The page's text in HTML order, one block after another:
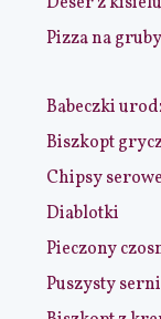
Pizza na
Babeczki
Biszkopt
Chipsy serowe
Diablotki
Pieczony
Puszysty